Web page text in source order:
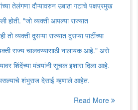
तेलंगणा दौऱ्यावरुन उबाठा गटाचे पक्षप्रमुख
होती. "जो व्यक्ती आपल्या राज्यात
व्यक्ती दुसऱ्या राज्यात दुसऱ्या पार्टीच्या
राज्य चालवण्यासाठी नालायक आहे." असे
शिंदेंच्या मंत्र्यांनी सूचक इशारा दिला आहे.
शंभुराज देसाई म्हणाले आहेत.
Read More